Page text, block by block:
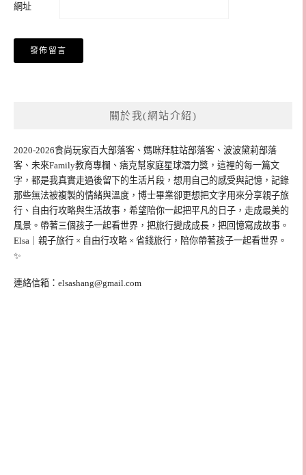
網址
關於我(網站介紹)
2020-2026食尚玩家百大部落客、媽咪拜駐站部落客、波波黛莉部落
客、未來Family教育專欄、痞克幫家庭星球潛力獎，這裡的每一篇文
字，都是我真實走過後留下的生活片段，想用自己的感受與記憶，記錄
那些無法被複製的情緒與溫度，博士畢業卻更想把文字用來分享親子旅
行、自由行攻略與生活故事，希望陪你一起把平凡的日子，走成最美的
風景。帶著三個孩子一起看世界，把旅行變成成長，把回憶寫成故事。
Elsa｜親子旅行 × 自由行攻略 × 省錢旅行，陪你帶著孩子一起看世界。
✨
連絡信箱： elsashang@gmail.com